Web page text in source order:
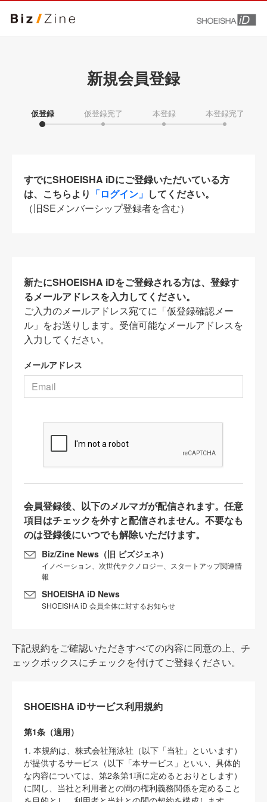
新規会員登録
仮登録 仮登録完了 本登録 本登録完了
すでにSHOEISHA iDにご登録いただいている方
は、こちらより 「ログイン」 してください。
（旧SEメンバーシップ登録者を含む）
新たにSHOEISHA iDをご登録される方は、登録す
るメールアドレスを入力してください。
ご入力のメールアドレス宛てに「仮登録確認メー
ル」をお送りします。受信可能なメールアドレスを
入力してください。
メールアドレス
会員登録後、以下のメルマガが配信されます。任意
項目はチェックを外すと配信されません。不要なも
のは登録後にいつでも解除いただけます。
Biz/Zine News（旧 ビズジェネ）
イノベーション、次世代テクノロジー、スタートアップ関連情
報
SHOEISHA iD News
SHOEISHA iD 会員全体に対するお知らせ
下記規約をご確認いただきすべての内容に同意の上、チ
ェックボックスにチェックを付けてご登録ください。
SHOEISHA iDサービス利用規約
第1条（適用）
1. 本規約は、株式会社翔泳社（以下「当社」といいます）
が提供するサービス（以下「本サービス」といい、具体的
な内容については、第2条第1項に定めるとおりとします）
に関し、当社と利用者との間の権利義務関係を定めること